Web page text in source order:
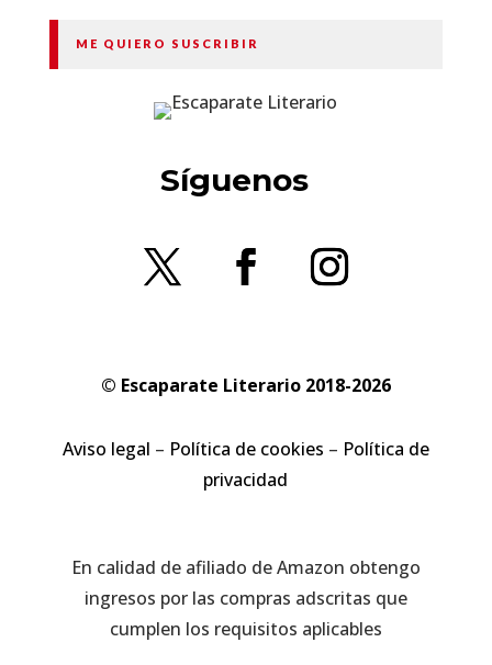
ME QUIERO SUSCRIBIR
Síguenos
© Escaparate Literario 2018-2026
Aviso legal – Política de cookies – Política de
privacidad
En calidad de afiliado de Amazon obtengo
ingresos por las compras adscritas que
cumplen los requisitos aplicables